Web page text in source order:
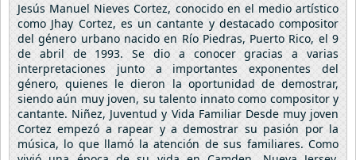
Jesús Manuel Nieves Cortez, conocido en el medio artístico
como Jhay Cortez, es un cantante y destacado compositor
del género urbano nacido en Río Piedras, Puerto Rico, el 9
de abril de 1993. Se dio a conocer gracias a varias
interpretaciones junto a importantes exponentes del
género, quienes le dieron la oportunidad de demostrar,
siendo aún muy joven, su talento innato como compositor y
cantante. Niñez, Juventud y Vida Familiar Desde muy joven
Cortez empezó a rapear y a demostrar su pasión por la
música, lo que llamó la atención de sus familiares. Como